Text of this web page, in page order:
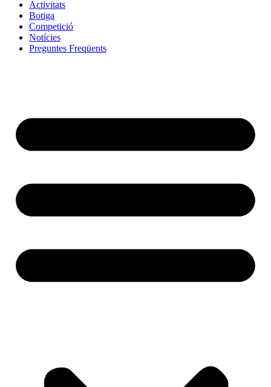
Activitats
Botiga
Competició
Notícies
Preguntes Freqüents